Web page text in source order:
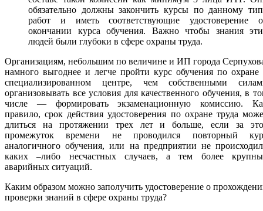
обязательно должны закончить курсы по данному
работ и иметь соответствующие удостоверение
окончании курса обучения. Важно чтобы знания
людей были глубоки в сфере охраны труда.
Организациям, небольшим по величине и ИП города
намного выгоднее и легче пройти курс обучения по охране
специализированном центре, чем собственными
организовывать все условия для качественного обучения, в
числе — формировать экзаменационную комиссию.
правило, срок действия удостоверения по охране труда
длиться на протяжении трех лет и больше, если за
промежуток времени не проводился повторный
аналогичного обучения, или на предприятии не
каких –либо несчастных случаев, а тем более
аварийных ситуаций.
Каким образом можно заполучить удостоверение о
проверки знаний в сфере охраны труда?